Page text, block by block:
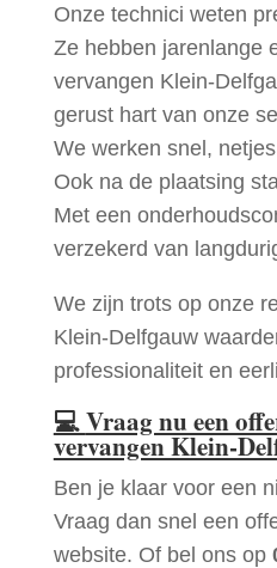
Onze technici weten
Ze hebben jarenlange
vervangen Klein-
gerust hart van onze
We werken snel,
Ook na de plaatsing
Met een
verzekerd van
We zijn trots op onze
Klein-Delfgauw
professionaliteit en
💻Vraag nu een
vervangen Klein-
Ben je klaar voor een
Vraag dan snel een
website. Of bel ons op